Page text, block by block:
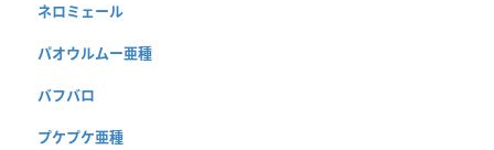
ネロミェール
パオウルムー亜種
バフバロ
プケプケ亜種